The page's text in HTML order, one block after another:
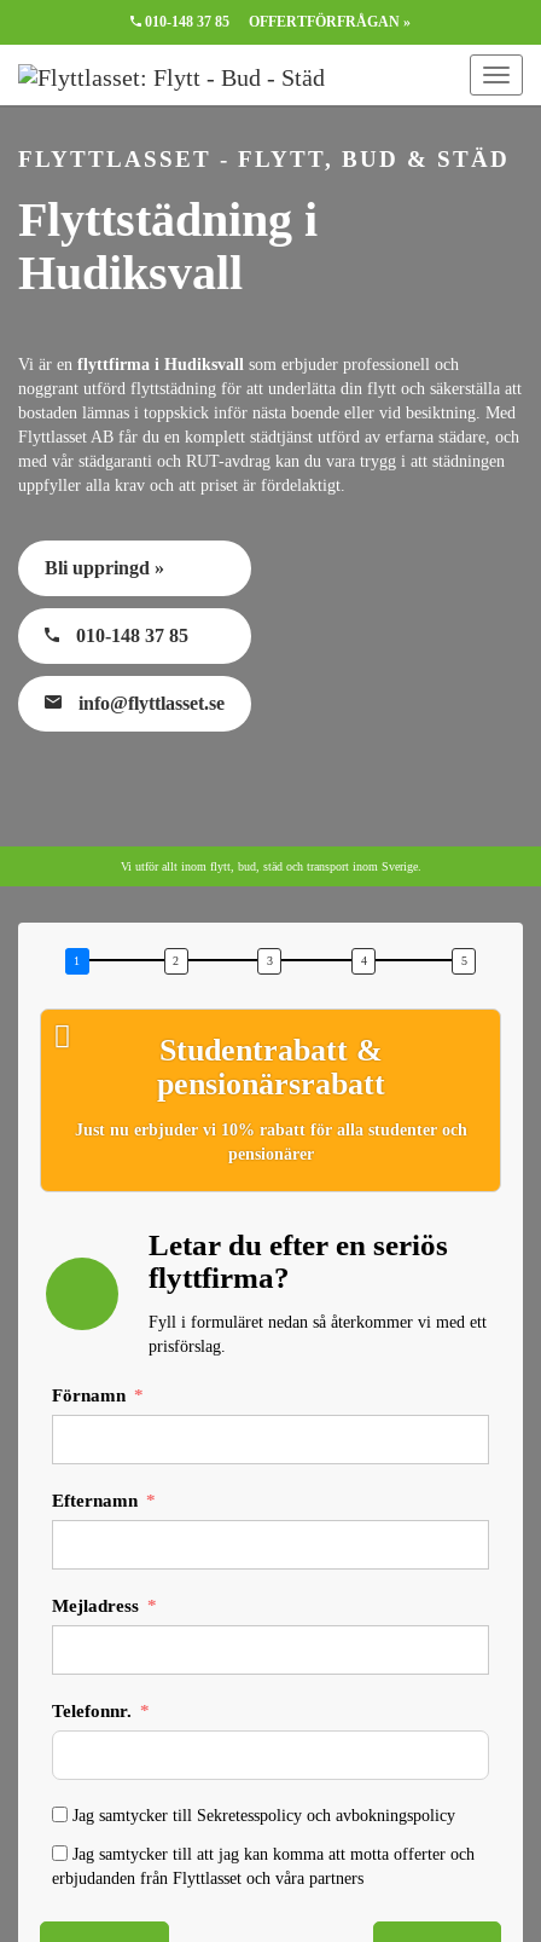
010-148 37 85 OFFERTFÖRFRÅGAN »
FLYTTLASSET - FLYTT, BUD & STÄD
Flyttstädning i
Hudiksvall
Vi är en flyttfirma i Hudiksvall som erbjuder professionell och
noggrant utförd flyttstädning för att underlätta din flytt och säkerställa att
bostaden lämnas i toppskick inför nästa boende eller vid besiktning. Med
Flyttlasset AB får du en komplett städtjänst utförd av erfarna städare, och
med vår städgaranti och RUT-avdrag kan du vara trygg i att städningen
uppfyller alla krav och att priset är fördelaktigt.
Bli uppringd »
010-148 37 85
info@flyttlasset.se
Vi utför allt inom flytt, bud, städ och transport inom Sverige.
Studentrabatt &
pensionärsrabatt
Just nu erbjuder vi 10% rabatt för alla studenter och
pensionärer
Letar du efter en seriös
flyttfirma?
Fyll i formuläret nedan så återkommer vi med ett
prisförslag.
Förnamn
Efternamn
Mejladress
Telefonnr.
Jag samtycker till Sekretesspolicy och avbokningspolicy
Jag samtycker till att jag kan komma att motta offerter och
erbjudanden från Flyttlasset och våra partners